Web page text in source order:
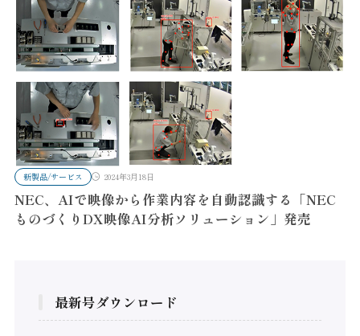
新製品/サービス 2024年3月18日
NEC、AIで映像から作業内容を自動認識する「NEC
ものづくりDX映像AI分析ソリューション」発売
最新号ダウンロード